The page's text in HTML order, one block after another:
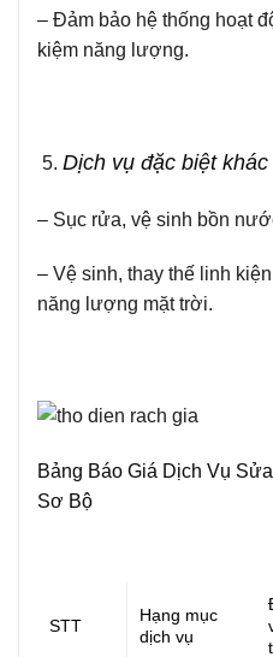
– Đảm bảo hệ thống hoạt
kiệm năng lượng.
Dịch vụ đặc biệt khác
– Sục rửa, vệ sinh bồn
– Vệ sinh, thay thế linh
năng lượng mặt trời.
Bảng Báo Giá Dịch Vụ
Sơ Bộ
STT
Hạng mục
dịch vụ